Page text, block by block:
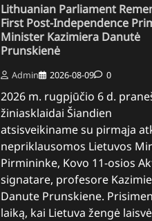
Lithuanian Parliament
First Post-Independence
Minister Kazimiera Danutė
Prunskienė
Admin 2026-08-09 0
2026 m. rugpjūčio 6 d.
žiniasklaidai Šiandien
atsisveikiname su pirmąja
nepriklausomos Lietuvos
Pirmininke, Kovo 11-osios
signatare, profesore
Danute Prunskiene.
laiką, kai Lietuva žengė